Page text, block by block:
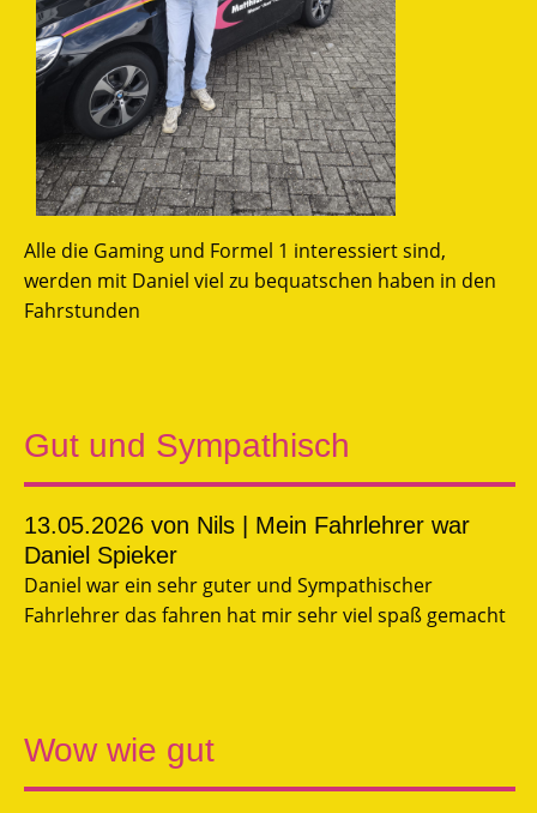
Alle die Gaming und Formel 1 interessiert sind,
werden mit Daniel viel zu bequatschen haben in den
Fahrstunden
Gut und Sympathisch
13.05.2026 von Nils | Mein Fahrlehrer war
Daniel Spieker
Daniel war ein sehr guter und Sympathischer
Fahrlehrer das fahren hat mir sehr viel spaß gemacht
Wow wie gut